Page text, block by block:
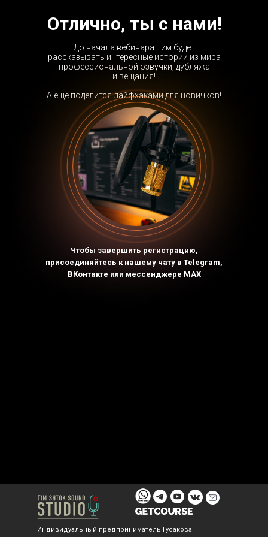
До начала вебинара Тим будет
рассказывать интересные истории из мира
профессиональной озвучки, дубляжа
и вещания!
А еще поделится лайфхаками для новичков!
Чтобы завершить регистрацию,
присоединяйтесь к нашему чату в Telegram,
ВКонтакте или мессенджере MAX
Отлично, ты с нами!
Индивидуальный предприниматель Гусакова